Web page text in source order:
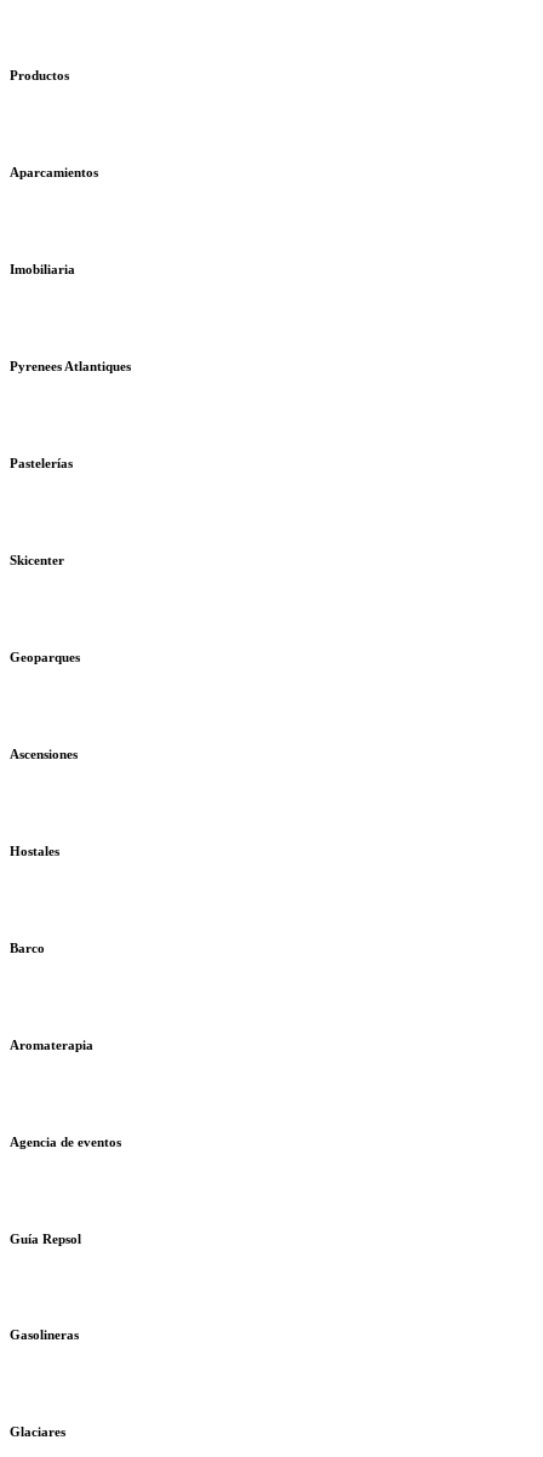
Productos
Aparcamientos
Imobiliaria
Pyrenees Atlantiques
Pastelerías
Skicenter
Geoparques
Ascensiones
Hostales
Barco
Aromaterapia
Agencia de eventos
Guía Repsol
Gasolineras
Glaciares